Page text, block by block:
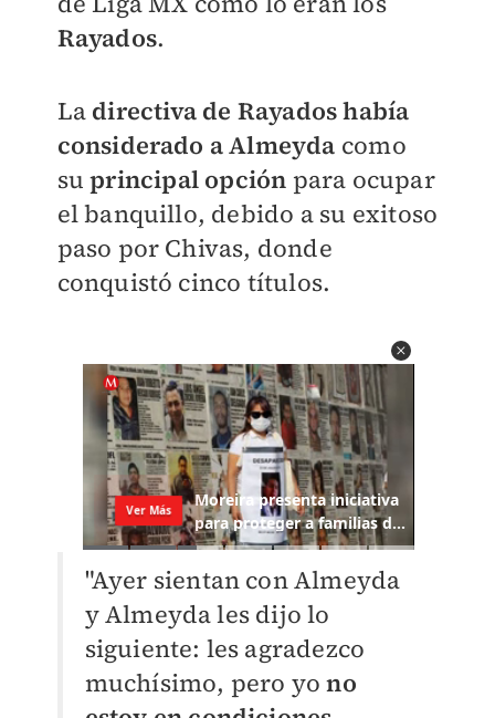
Rayados.
La directiva de Rayados había
considerado a Almeyda como
suprincipal opción para ocupar
el banquillo, debido a su exitoso
paso por Chivas, donde
conquistó cinco títulos.
"Ayer sientan con Almeyda
y Almeyda les dijo lo
siguiente: les agradezco
muchísimo, pero yono